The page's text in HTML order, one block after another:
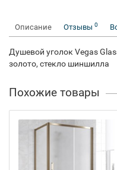
Описание Отзывы 0
Душевой уголок Vegas
золото, стекло шиншилла
Похожие товары